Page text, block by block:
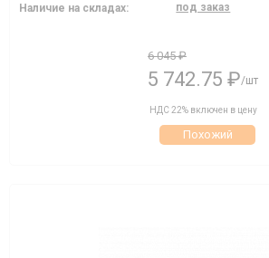
Наличие на складах:
под заказ
6 045 ₽
5 742.75 ₽/шт
НДС 22% включен в цену
Похожий